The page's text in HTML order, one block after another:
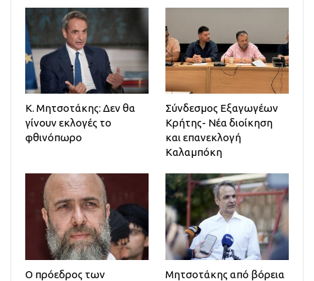
Κ. Μητσοτάκης: Δεν θα
γίνουν εκλογές το
φθινόπωρο
Σύνδεσμος Εξαγωγέων
Κρήτης- Νέα διοίκηση
και επανεκλογή
Καλαμπόκη
Ο πρόεδρος των
Μητσοτάκης από βόρεια